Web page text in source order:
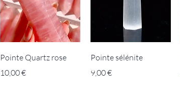
Pointe Quartz rose
Prix
10,00 €
Pointe sélénite
Prix
9,00 €